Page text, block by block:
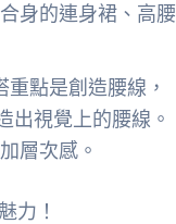
身的連身裙、高腰
點是創造腰線，
出視覺上的腰線。
層次感。
力！